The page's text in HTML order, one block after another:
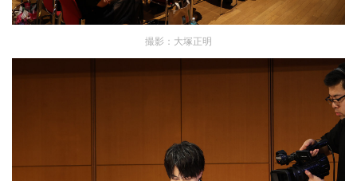
撮影：大塚正明